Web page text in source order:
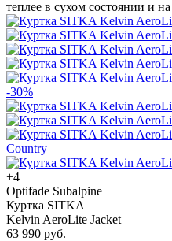
-30%
+4
Optifade Subalpine
Куртка SITKA
Kelvin AeroLite Jacket
63 990 руб.